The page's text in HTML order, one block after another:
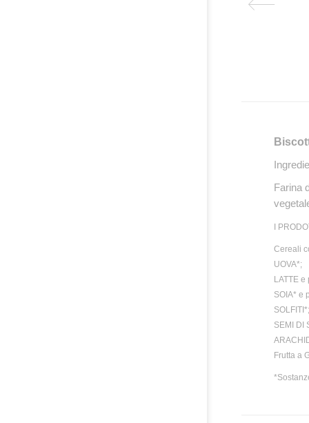
Farina
I
Cereali
UOVA*;
LATTE
SOIA* e
SOLFITI*;
SEMI DI
Frutta a